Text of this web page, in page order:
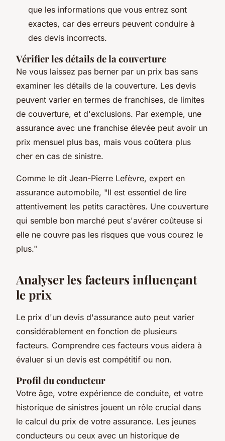
que les informations que vous entrez sont
exactes, car des erreurs peuvent conduire à
des devis incorrects.
Vérifier les détails de la couverture
Ne vous laissez pas berner par un prix bas sans
examiner les détails de la couverture. Les devis
peuvent varier en termes de franchises, de limites
de couverture, et d'exclusions. Par exemple, une
assurance avec une franchise élevée peut avoir un
prix mensuel plus bas, mais vous coûtera plus
cher en cas de sinistre.
Comme le dit Jean-Pierre Lefèvre, expert en
assurance automobile, "Il est essentiel de lire
attentivement les petits caractères. Une couverture
qui semble bon marché peut s'avérer coûteuse si
elle ne couvre pas les risques que vous courez le
plus."
Analyser les facteurs influençant
le prix
Le prix d'un devis d'assurance auto peut varier
considérablement en fonction de plusieurs
facteurs. Comprendre ces facteurs vous aidera à
évaluer si un devis est compétitif ou non.
Profil du conducteur
Votre âge, votre expérience de conduite, et votre
historique de sinistres jouent un rôle crucial dans
le calcul du prix de votre assurance. Les jeunes
conducteurs ou ceux avec un historique de